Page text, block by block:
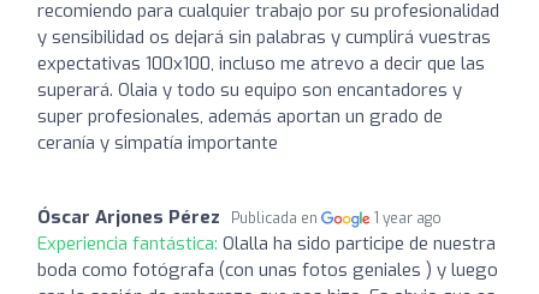
recomiendo para cualquier trabajo por su profesionalidad
y sensibilidad os dejará sin palabras y cumplirá vuestras
expectativas 100x100, incluso me atrevo a decir que las
superará. Olaia y todo su equipo son encantadores y
super profesionales, además aportan un grado de
ceranía y simpatía importante
Óscar Arjones Pérez Publicada en 1 year ago
Experiencia fantástica: Olalla ha sido participe de nuestra
boda como fotógrafa (con unas fotos geniales ) y luego